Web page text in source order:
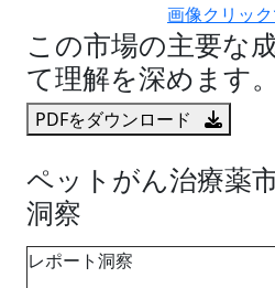
画像クリッ
この市場の主要な
て理解を深めます。
PDFをダウンロード
ペットがん治療薬
洞察
レポート洞察